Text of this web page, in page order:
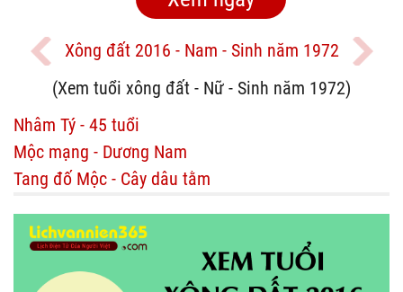
Xông đất 2016 - Nam - Sinh năm 1972
(Xem tuổi xông đất - Nữ - Sinh năm 1972)
Nhâm Tý - 45 tuổi
Mộc mạng - Dương Nam
Tang đố Mộc - Cây dâu tằm